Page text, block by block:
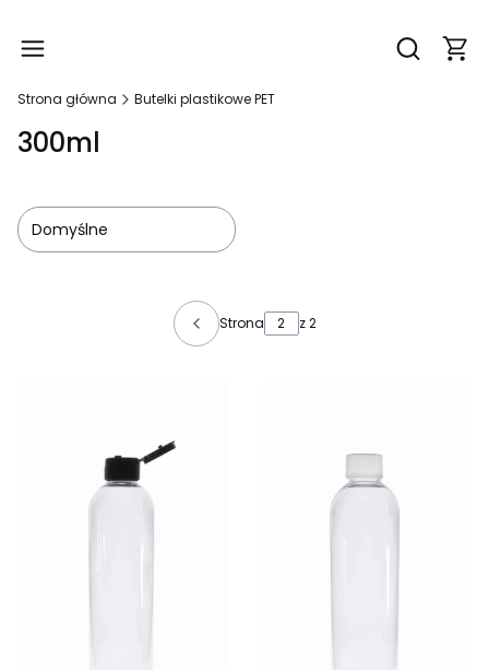
Otwórz
Strona główna Butelki plastikowe PET
300ml
Domyślne
Strona z 2